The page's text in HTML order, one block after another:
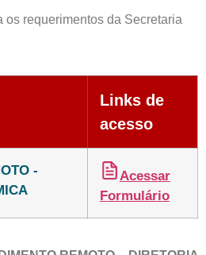
os requerimentos da Secretaria
Links de
acesso
-
Acessar
Formulário